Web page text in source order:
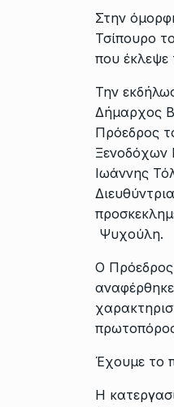
Στην
Τσίπουρο
που
Την
Δήμαρχος
Πρόεδρος
Ξενοδόχων
Ιωάννης
Ψυχούλη.
Ο Πρόεδρος
Έχουμε το
Η